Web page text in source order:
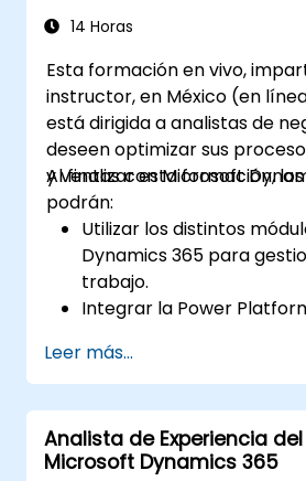
Integrar Sales Insights
terceros.
14 Horas
Esta formación en vivo,
instructor, en México (en
está dirigida a analistas de
deseen optimizar sus
y ventas con Microsoft
Al finalizar esta formación,
podrán:
Utilizar los distintos
Dynamics 365 para
trabajo.
Integrar la Power
Estructurar diferentes
comunes, como
segmentación y más.
Automatizar procesos
integración con Microsoft
Leer más...
Analista de Experiencia
Microsoft Dynamics 365